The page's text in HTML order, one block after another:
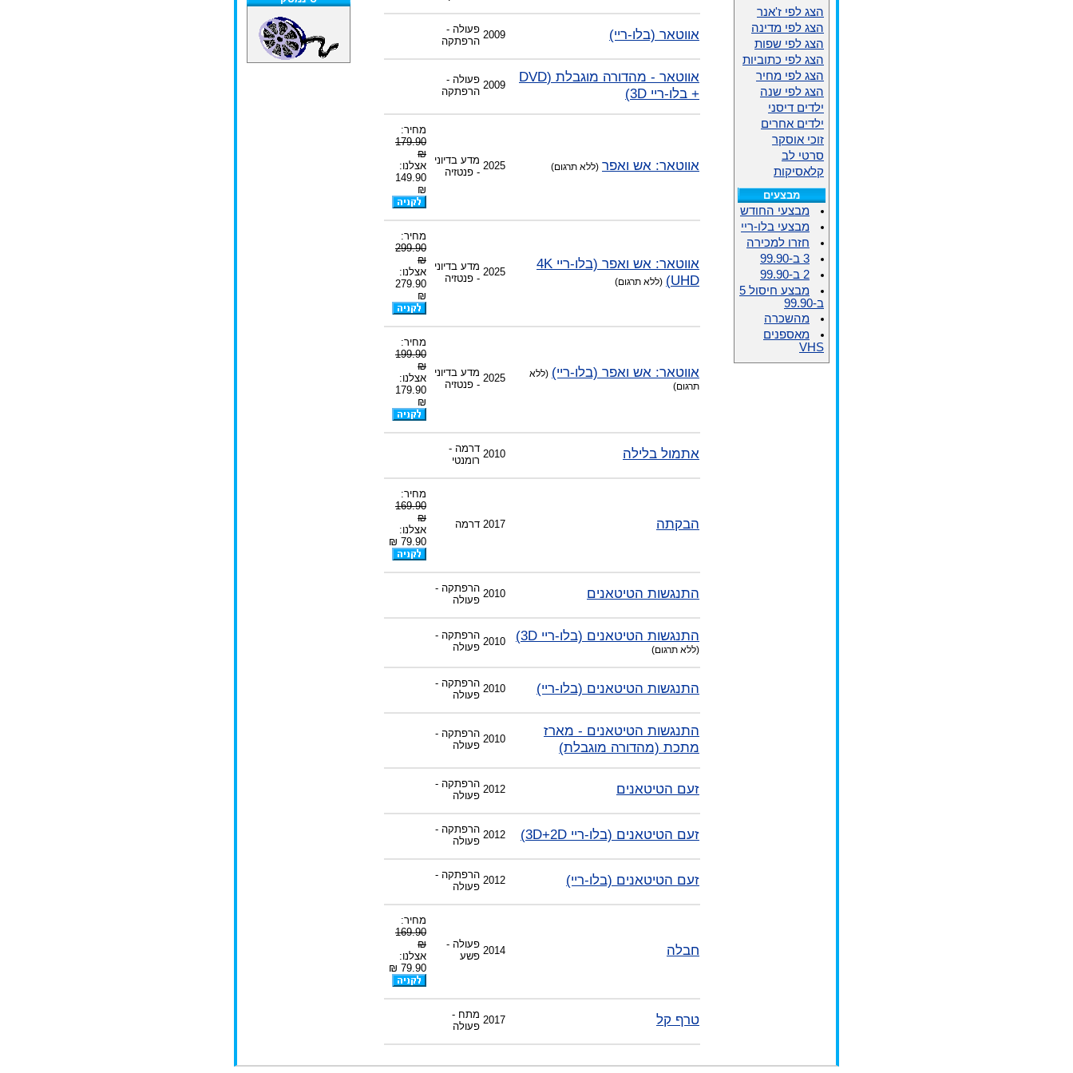
-צוות דיוידי מאסטר ישיר.
אווטאר (בלו-ריי) 2009 פעולה -
הרפתקה
אווטאר - מהדורה מוגבלת (DVD
+ בלו-ריי 3D)
2009 פעולה -
הרפתקה
אווטאר: אש ואפר (ללא תרגום) 2025 מדע בדיוני
- פנטזיה
מחיר:
179.90
₪
אצלנו:
149.90
₪
אווטאר: אש ואפר (בלו-ריי 4K
UHD)
(ללא תרגום)
2025 מדע בדיוני
- פנטזיה
מחיר:
299.90
₪
אצלנו:
279.90
₪
אווטאר: אש ואפר (בלו-ריי) (ללא
תרגום)
2025 מדע בדיוני
- פנטזיה
מחיר:
199.90
₪
אצלנו:
179.90
₪
אתמול בלילה 2010 דרמה -
רומנטי
הבקתה 2017 דרמה
מחיר:
169.90
₪
אצלנו:
79.90 ₪
התנגשות הטיטאנים 2010 הרפתקה -
פעולה
התנגשות הטיטאנים (בלו-ריי 3D)
(ללא תרגום)
2010
הרפתקה -
פעולה
התנגשות הטיטאנים (בלו-ריי) 2010 הרפתקה -
פעולה
התנגשות הטיטאנים - מארז
מתכת (מהדורה מוגבלת)
2010 הרפתקה -
פעולה
זעם הטיטאנים 2012 הרפתקה -
פעולה
זעם הטיטאנים (בלו-ריי 3D+2D) 2012 הרפתקה -
פעולה
זעם הטיטאנים (בלו-ריי) 2012 הרפתקה -
פעולה
חבלה 2014
פעולה -
פשע
מחיר:
169.90
₪
אצלנו:
79.90 ₪
טרף קל 2017 מתח -
פעולה
הצג לפי ז'אנר
הצג לפי מדינה
הצג לפי שפות
הצג לפי כתוביות
הצג לפי מחיר
הצג לפי שנה
ילדים דיסני
ילדים אחרים
זוכי אוסקר
סרטי לב
קלאסיקות
מבצעים
מבצעי החודש
מבצעי בלו-ריי
חזרו למכירה
3 ב-99.90
2 ב-99.90
מבצע חיסול 5
ב-99.90
מהשכרה
מאספנים
VHS